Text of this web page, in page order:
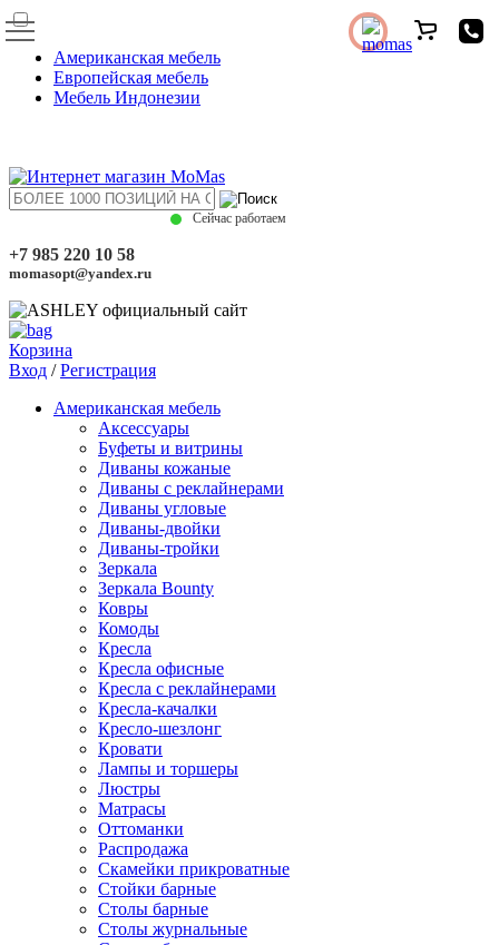
Американская мебель
Европейская мебель
Мебель Индонезии
Сейчас работаем
+7 985 220 10 58
momasopt@yandex.ru
Корзина
Вход /Регистрация
Американская мебель
Аксессуары
Буфеты и витрины
Диваны кожаные
Диваны с реклайнерами
Диваны угловые
Диваны-двойки
Диваны-тройки
Зеркала
Зеркала Bounty
Ковры
Комоды
Кресла
Кресла офисные
Кресла с реклайнерами
Кресла-качалки
Кресло-шезлонг
Кровати
Лампы и торшеры
Люстры
Матрасы
Оттоманки
Распродажа
Скамейки прикроватные
Стойки барные
Столы барные
Столы журнальные